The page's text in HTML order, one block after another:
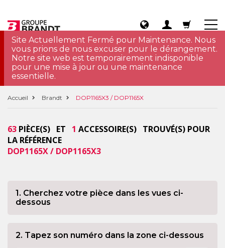
Site Actuellement Fermé pour Maintenance. Nous
vous prions de nous excuser pour le dérangement.
Notre site web est temporairement indisponible
pour une mise à jour ou une maintenance
essentielle.
Accueil Brandt DOP1165X3 / DOP1165X
63 PIÈCE(S) ET 1 ACCESSOIRE(S) TROUVÉ(S) POUR
LA RÉFÉRENCE
DOP1165X / DOP1165X3
1. Cherchez votre pièce dans les vues ci-
dessous
2. Tapez son numéro dans la zone ci-dessous